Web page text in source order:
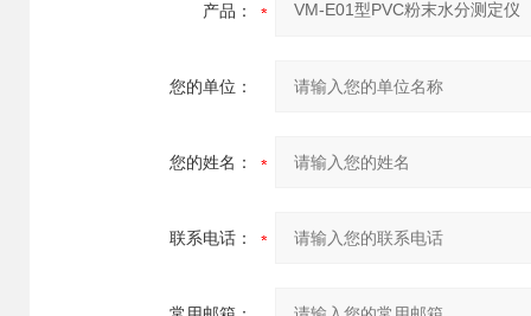
产品：
您的单位：
您的姓名：
联系电话：